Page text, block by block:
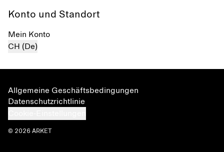
Konto und Standort
Mein Konto
CH (De)
Allgemeine Geschäftsbedingungen
Datenschutzrichtlinie
© 2026 ARKET